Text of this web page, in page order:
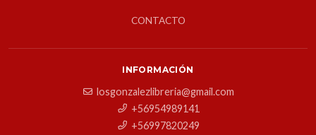
CONTACTO
INFORMACIÓN
losgonzalezlibreria@gmail.com
+56954989141
+56997820249